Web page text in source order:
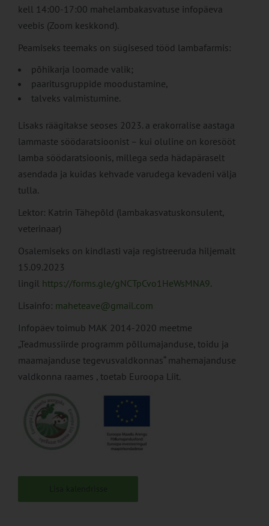
kell 14:00-17:00 mahelambakasvatuse infopäeva
veebis (Zoom keskkond).
Peamiseks teemaks on sügisesed tööd lambafarmis:
põhikarja loomade valik;
paaritusgruppide moodustamine,
talveks valmistumine.
Lisaks räägitakse seoses 2023. a erakorralise aastaga
lammaste söödaratsioonist – kui oluline on koresööt
lamba söödaratsioonis, millega seda hädapäraselt
asendada ja kuidas kehvade varudega kevadeni välja
tulla.
Lektor: Katrin Tähepõld (lambakasvatuskonsulent,
veterinaar)
Osalemiseks on kindlasti vaja registreeruda hiljemalt
15.09.2023
lingil https://forms.gle/gNCTpCvo1HeWsMNA9.
Lisainfo: maheteave@gmail.com
Infopäev toimub MAK 2014-2020 meetme
„Teadmussiirde programm põllumajanduse, toidu ja
maamajanduse tegevusvaldkonnas“ mahemajanduse
valdkonna raames , toetab Euroopa Liit.